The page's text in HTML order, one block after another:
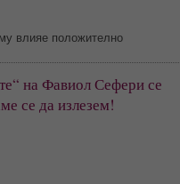
влияе положително
на Фавиол Сефери се
се да излезем!